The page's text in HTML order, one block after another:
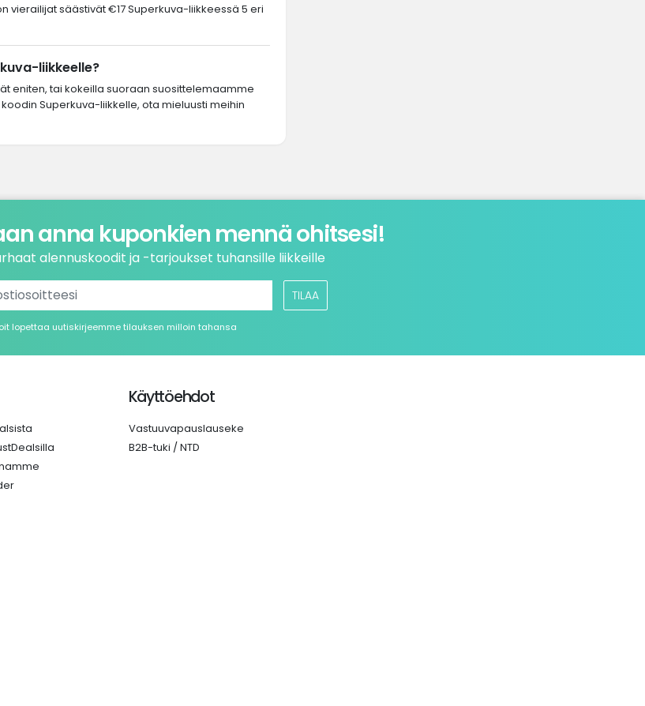
vierailijat säästivät €17 Superkuva-liikkeessä 5 eri
liikkeelle?
eniten, tai kokeilla suoraan suosittelemaamme
Superkuva-liikkelle, ota mieluusti meihin
anna kuponkien mennä ohitsesi!
alennuskoodit ja -tarjoukset tuhansille liikkeille
TILAA
lopettaa uutiskirjeemme tilauksen milloin tahansa
Käyttöehdot
Vastuuvapauslauseke
B2B-tuki / NTD